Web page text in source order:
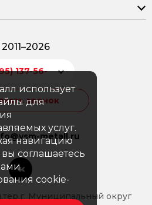
137-56-
звонок
metall.ru
Муниципальный округ
использует
для
услуг.
навигацию
вы соглашаетесь
cookie-